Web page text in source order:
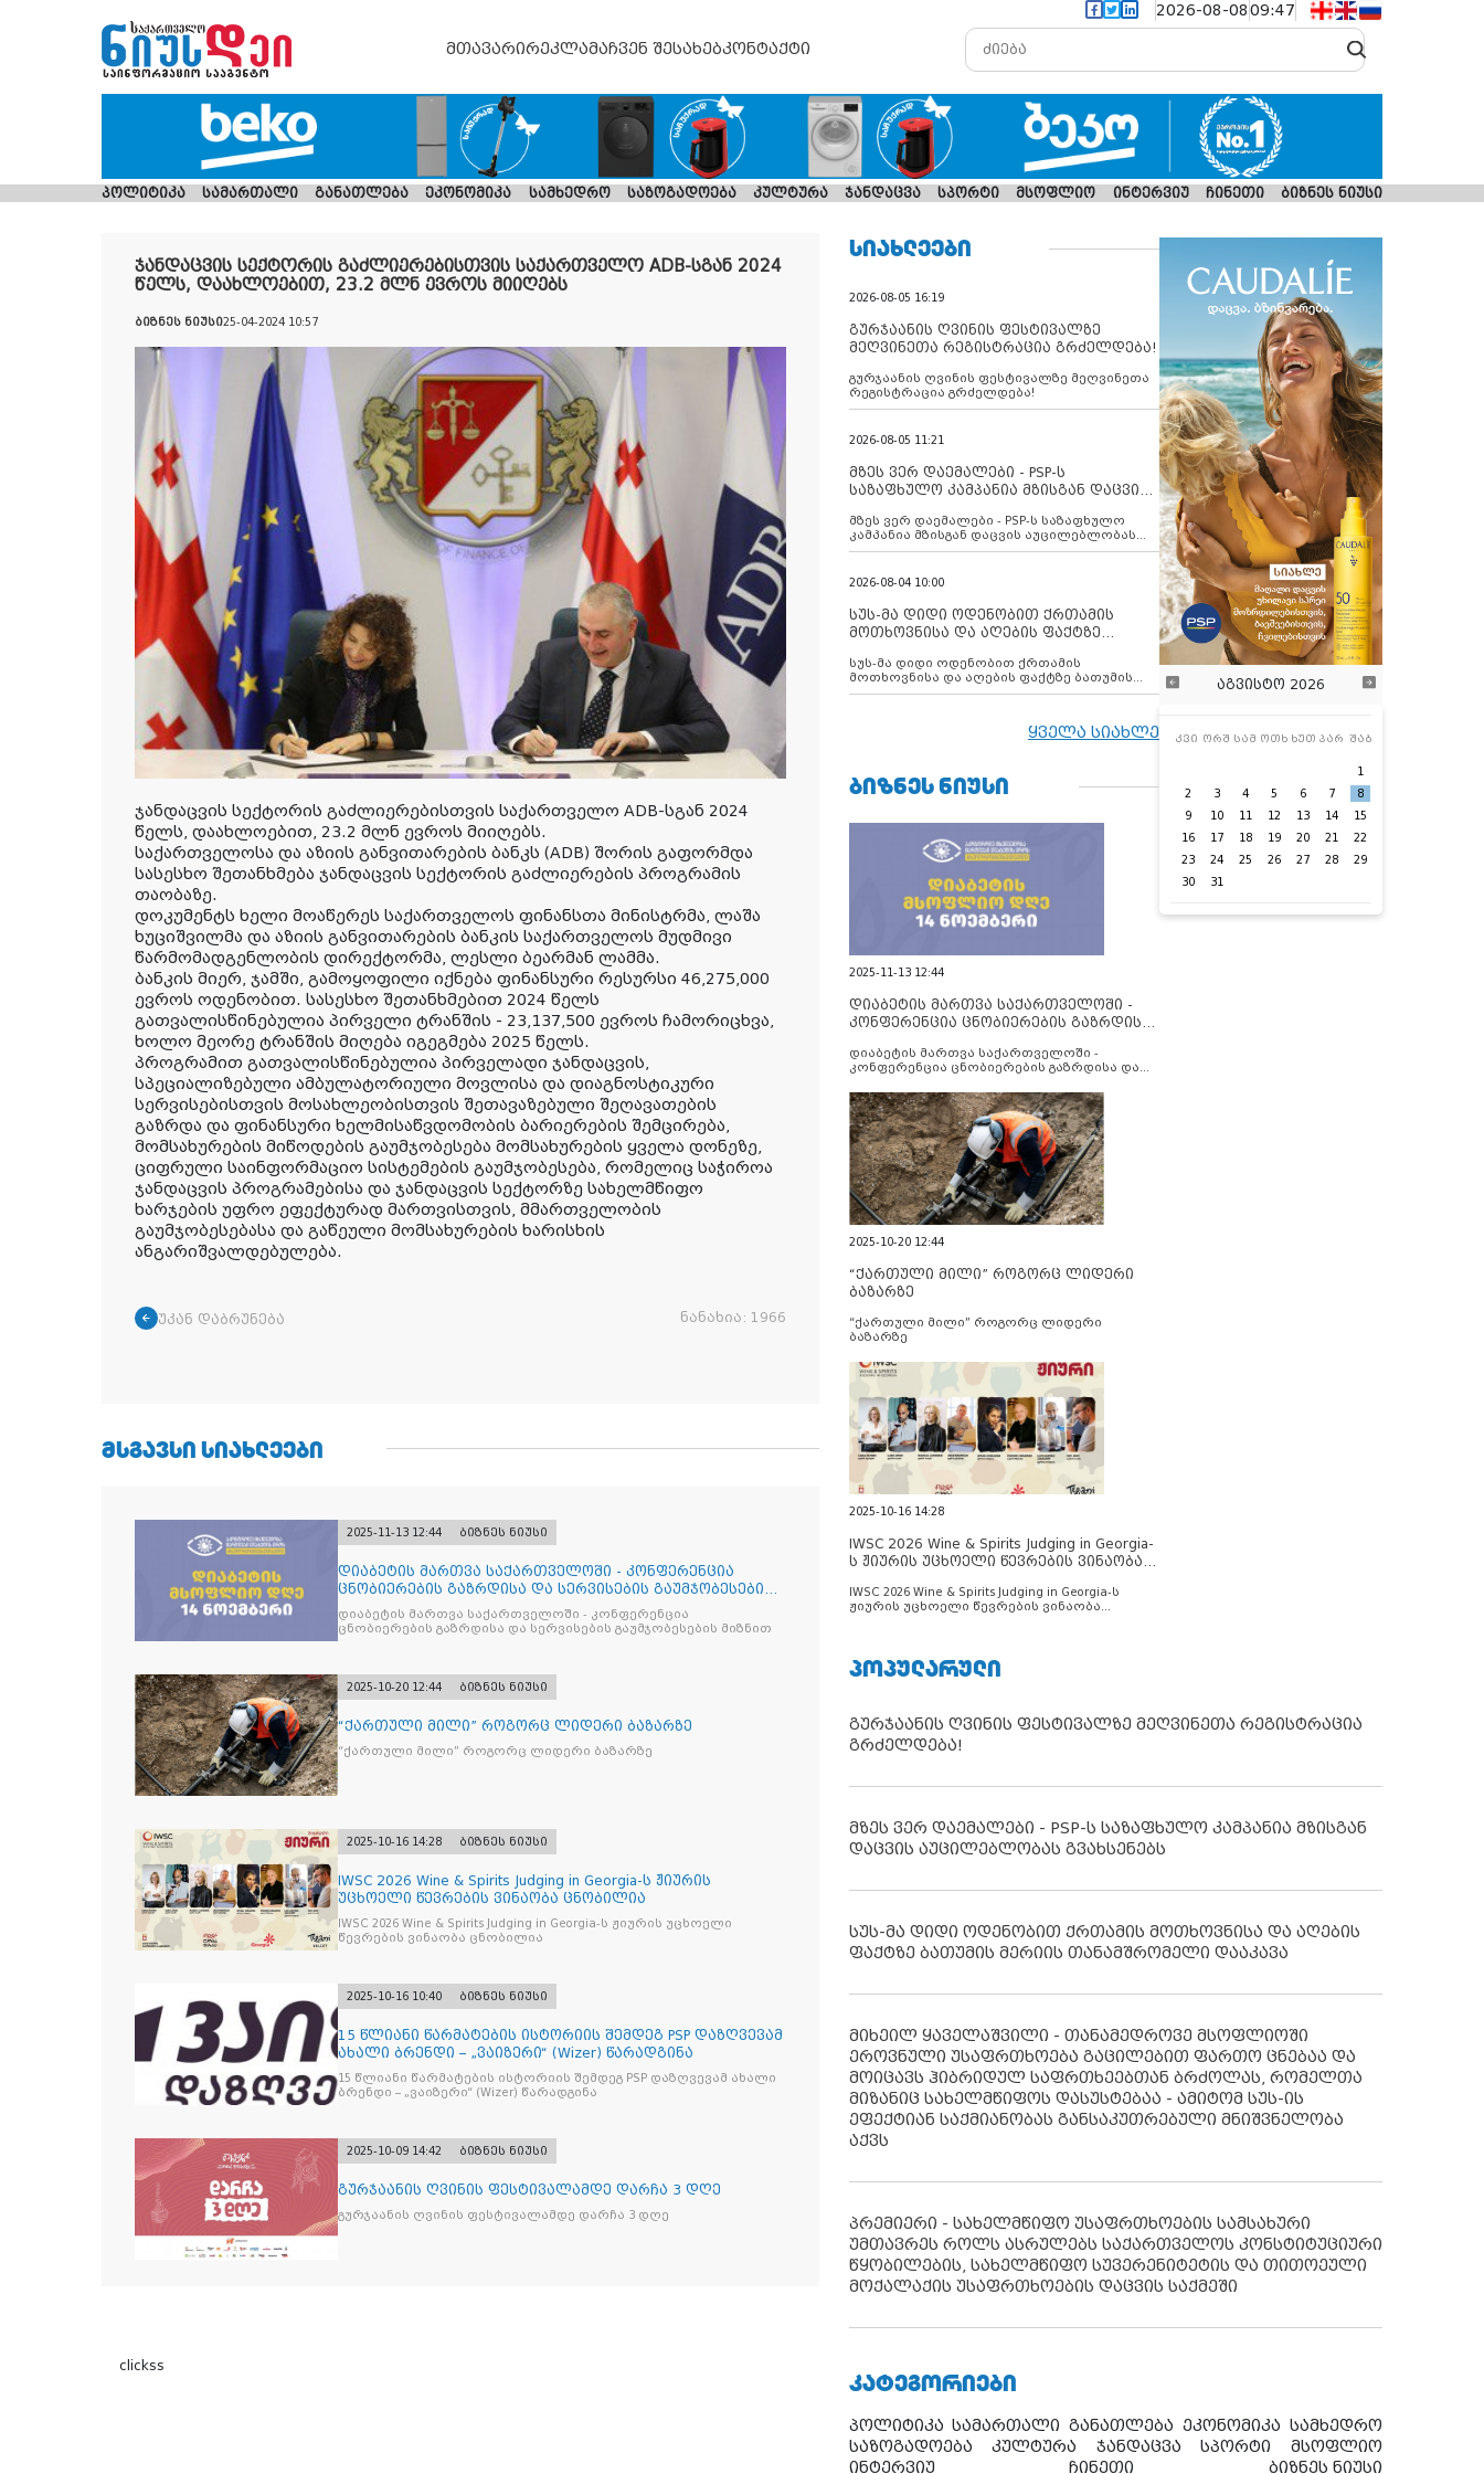
2026-08-0809:47
მთავარირეკლამაჩვენ შესახებკონტაქტი
პოლიტიკა სამართალი განათლება ეკონომიკა სამხედრო საზოგადოება კულტურა ჯანდაცვა სპორტი მსოფლიო ინტერვიუ ჩინეთი ბიზნეს ნიუსი
ჯანდაცვის სექტორის გაძლიერებისთვის საქართველო ADB-სგან 2024
წელს, დაახლოებით, 23.2 მლნ ევროს მიიღებს
ბიზნეს ნიუსი25-04-2024 10:57
ჯანდაცვის სექტორის გაძლიერებისთვის საქართველო ADB-სგან 2024
წელს, დაახლოებით, 23.2 მლნ ევროს მიიღებს.
საქართველოსა და აზიის განვითარების ბანკს (ADB) შორის გაფორმდა
სასესხო შეთანხმება ჯანდაცვის სექტორის გაძლიერების პროგრამის
თაობაზე.
დოკუმენტს ხელი მოაწერეს საქართველოს ფინანსთა მინისტრმა, ლაშა
ხუციშვილმა და აზიის განვითარების ბანკის საქართველოს მუდმივი
წარმომადგენლობის დირექტორმა, ლესლი ბეარმან ლამმა.
ბანკის მიერ, ჯამში, გამოყოფილი იქნება ფინანსური რესურსი 46,275,000
ევროს ოდენობით. სასესხო შეთანხმებით 2024 წელს
გათვალისწინებულია პირველი ტრანშის - 23,137,500 ევროს ჩამორიცხვა,
ხოლო მეორე ტრანშის მიღება იგეგმება 2025 წელს.
პროგრამით გათვალისწინებულია პირველადი ჯანდაცვის,
სპეციალიზებული ამბულატორიული მოვლისა და დიაგნოსტიკური
სერვისებისთვის მოსახლეობისთვის შეთავაზებული შეღავათების
გაზრდა და ფინანსური ხელმისაწვდომობის ბარიერების შემცირება,
მომსახურების მიწოდების გაუმჯობესება მომსახურების ყველა დონეზე,
ციფრული საინფორმაციო სისტემების გაუმჯობესება, რომელიც საჭიროა
ჯანდაცვის პროგრამებისა და ჯანდაცვის სექტორზე სახელმწიფო
ხარჯების უფრო ეფექტურად მართვისთვის, მმართველობის
გაუმჯობესებასა და გაწეული მომსახურების ხარისხის
ანგარიშვალდებულება.
უკან დაბრუნება ნანახია: 1966
ᲛᲡᲒᲐᲕᲡᲘ ᲡᲘᲐᲮᲚᲔᲔᲑᲘ
2025-11-13 12:44 ბიზნეს ნიუსი
დიაბეტის მართვა საქართველოში - კონფერენცია
ცნობიერების გაზრდისა და სერვისების გაუმჯობესების
მიზნით
დიაბეტის მართვა საქართველოში - კონფერენცია
ცნობიერების გაზრდისა და სერვისების გაუმჯობესების მიზნით
2025-10-20 12:44 ბიზნეს ნიუსი
“ქართული მილი” როგორც ლიდერი ბაზარზე
“ქართული მილი” როგორც ლიდერი ბაზარზე
2025-10-16 14:28 ბიზნეს ნიუსი
IWSC 2026 Wine & Spirits Judging in Georgia-ს ჟიურის
უცხოელი წევრების ვინაობა ცნობილია
IWSC 2026 Wine & Spirits Judging in Georgia-ს ჟიურის უცხოელი
წევრების ვინაობა ცნობილია
2025-10-16 10:40 ბიზნეს ნიუსი
15 წლიანი წარმატების ისტორიის შემდეგ PSP დაზღვევამ
ახალი ბრენდი – „ვაიზერი“ (Wizer) წარადგინა
15 წლიანი წარმატების ისტორიის შემდეგ PSP დაზღვევამ ახალი
ბრენდი – „ვაიზერი“ (Wizer) წარადგინა
2025-10-09 14:42 ბიზნეს ნიუსი
გურჯაანის ღვინის ფესტივალამდე დარჩა 3 დღე
გურჯაანის ღვინის ფესტივალამდე დარჩა 3 დღე
clickss
ᲡᲘᲐᲮᲚᲔᲔᲑᲘ
2026-08-05 16:19
გურჯაანის ღვინის ფესტივალზე
მეღვინეთა რეგისტრაცია გრძელდება!
გურჯაანის ღვინის ფესტივალზე მეღვინეთა
რეგისტრაცია გრძელდება!
2026-08-05 11:21
მზეს ვერ დაემალები - PSP-ს
საზაფხულო კამპანია მზისგან დაცვის
მზეს ვერ დაემალები - PSP-ს საზაფხულო
კამპანია მზისგან დაცვის აუცილებლობას
გვახსენებს
2026-08-04 10:00
სუს-მა დიდი ოდენობით ქრთამის
მოთხოვნისა და აღების ფაქტზე
დააკავა
სუს-მა დიდი ოდენობით ქრთამის
მოთხოვნისა და აღების ფაქტზე ბათუმის
მერიის თანამშრომელი დააკავა
ყველა სიახლე
ᲑᲘᲖᲜᲔᲡ ᲜᲘᲣᲡᲘ
2025-11-13 12:44
დიაბეტის მართვა საქართველოში -
კონფერენცია ცნობიერების გაზრდისა
დიაბეტის მართვა საქართველოში -
კონფერენცია ცნობიერების გაზრდისა და
2025-10-20 12:44
“ქართული მილი” როგორც ლიდერი
ბაზარზე
“ქართული მილი” როგორც ლიდერი
ბაზარზე
2025-10-16 14:28
IWSC 2026 Wine & Spirits Judging in Georgia-
ს ჟიურის უცხოელი წევრების ვინაობა
IWSC 2026 Wine & Spirits Judging in Georgia-ს
ჟიურის უცხოელი წევრების ვინაობა
აგვისტო 2026
კვი ორშ სამ ოთხ ხუთ პარ შაბ
1
2
3 4 5 6 7
8
9
10 11 12 13 14
15
16
17 18 19 20 21
22
23
24 25 26 27 28
29
30
31
ᲞᲝᲞᲣᲚᲐᲠᲣᲚᲘ
გურჯაანის ღვინის ფესტივალზე მეღვინეთა რეგისტრაცია
გრძელდება!
მზეს ვერ დაემალები - PSP-ს საზაფხულო კამპანია მზისგან
დაცვის აუცილებლობას გვახსენებს
სუს-მა დიდი ოდენობით ქრთამის მოთხოვნისა და აღების
ფაქტზე ბათუმის მერიის თანამშრომელი დააკავა
მიხეილ ყაველაშვილი - თანამედროვე მსოფლიოში
ეროვნული უსაფრთხოება გაცილებით ფართო ცნებაა და
მოიცავს ჰიბრიდულ საფრთხეებთან ბრძოლას, რომელთა
მიზანიც სახელმწიფოს დასუსტებაა - ამიტომ სუს-ის
ეფექტიან საქმიანობას განსაკუთრებული მნიშვნელობა
აქვს
პრემიერი - სახელმწიფო უსაფრთხოების სამსახური
უმთავრეს როლს ასრულებს საქართველოს კონსტიტუციური
წყობილების, სახელმწიფო სუვერენიტეტის და თითოეული
მოქალაქის უსაფრთხოების დაცვის საქმეში
ᲙᲐᲢᲔᲒᲝᲠᲘᲔᲑᲘ
პოლიტიკა სამართალი განათლება ეკონომიკა სამხედრო
საზოგადოება
კულტურა ჯანდაცვა სპორტი
მსოფლიო
ინტერვიუ
ჩინეთი ბიზნეს ნიუსი